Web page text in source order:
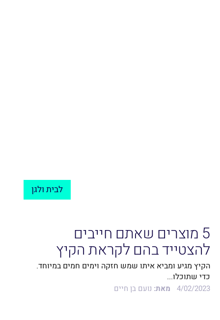
לבית ולגן
5 מוצרים שאתם חייבים
להצטייד בהם לקראת הקיץ
הקיץ מגיע ומביא איתו שמש חזקה וימים חמים במיוחד.
כדי שתוכלו...
4/02/2023 מאת: נועם בן חיים